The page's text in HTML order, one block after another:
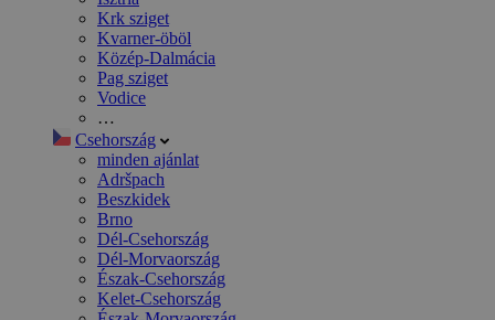
Krk sziget
Kvarner-öböl
Közép-Dalmácia
Pag sziget
Vodice
…
Csehország
minden ajánlat
Adršpach
Beszkidek
Brno
Dél-Csehország
Dél-Morvaország
Észak-Csehország
Kelet-Csehország